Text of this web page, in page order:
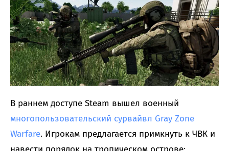
В раннем доступе Steam вышел военный
многопользовательский сурвайвл Gray Zone
Warfare. Игрокам предлагается примкнуть к ЧВК и